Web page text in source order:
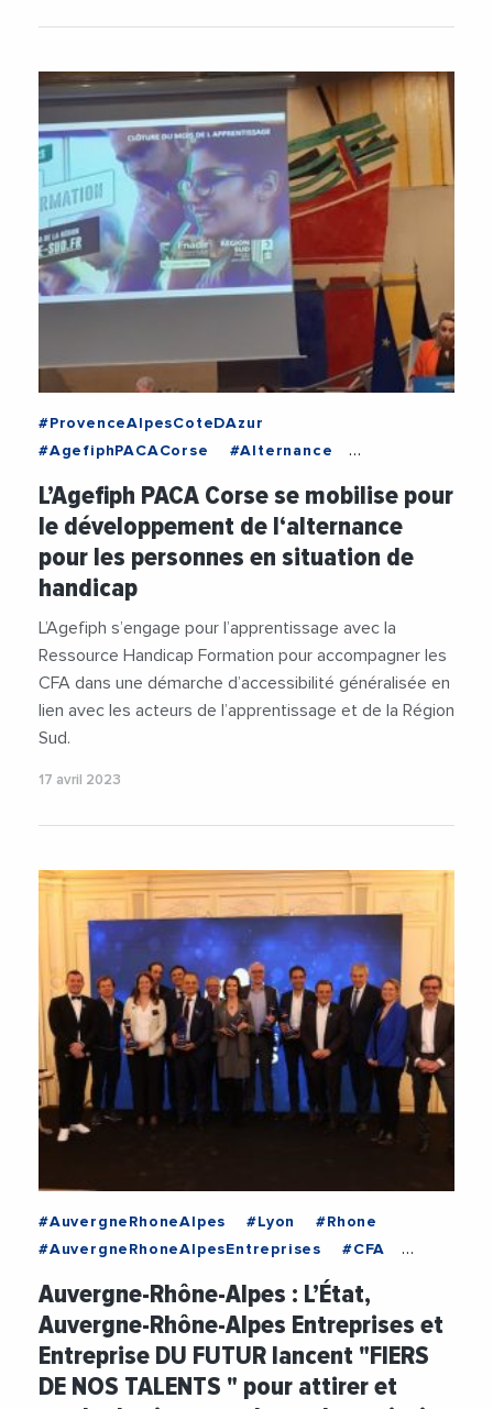
#ProvenceAlpesCoteDAzur
#AgefiphPACACorse
#Alternance
#FormationProfessionnelle
#Handicap
L’Agefiph PACA Corse se mobilise pour
le développement de l‘alternance
pour les personnes en situation de
handicap
L’Agefiph s’engage pour l’apprentissage avec la
Ressource Handicap Formation pour accompagner les
CFA dans une démarche d’accessibilité généralisée en
lien avec les acteurs de l’apprentissage et de la Région
Sud.
17 avril 2023
#AuvergneRhoneAlpes #Lyon
#Rhone
#AuvergneRhoneAlpesEntreprises
#CFA
#Entreprises
#Etudiants
#FranceTravail #PME
Auvergne-Rhône-Alpes : L’État,
Auvergne-Rhône-Alpes Entreprises et
Entreprise DU FUTUR lancent "FIERS
DE NOS TALENTS " pour attirer et